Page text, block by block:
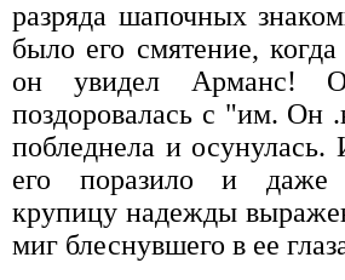
разряда шапочных
было его смятение,
он увидел Арманс!
поздоровалась с "им. Он
побледнела и осунулась.
его поразило и даже
крупицу надежды
миг блеснувшего в ее